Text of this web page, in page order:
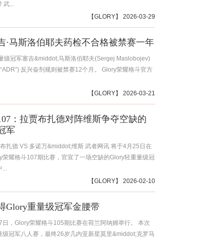
武...
【GLORY】 2026-03-29
·马斯洛伯耶夫药检不合格被禁赛一年
级冠军塞吉&middot;马斯洛伯耶夫(Sergej Maslobojev)
反兴奋剂规则被禁赛12个月。 Glory荣耀格斗官方
【GLORY】 2026-03-21
：拉贾布扎德对阵维斯争夺空缺的
军
扎德 VS 多诺万&middot;维斯 武者网讯 将于4月25日在
荣耀格斗107期比赛，官宣了一场空缺的Glory轻重量级冠
...
【GLORY】 2026-02-10
Glory重量级冠军金腰带
，Glory荣耀格斗105期比赛在荷兰阿纳姆举行。 本次
级冠军八人赛，最终26岁几内亚新星莫里&middot;克罗马